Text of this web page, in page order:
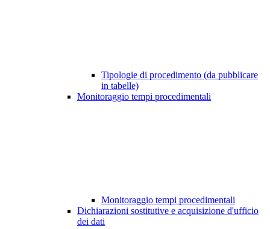
Tipologie di procedimento (da pubblicare
in tabelle)
Monitoraggio tempi procedimentali
Monitoraggio tempi procedimentali
Dichiarazioni sostitutive e acquisizione d'ufficio
dei dati